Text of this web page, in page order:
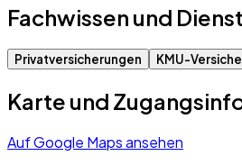
Fachwissen und
Privatversicherungen KMU-
Karte und
Auf Google Maps ansehen